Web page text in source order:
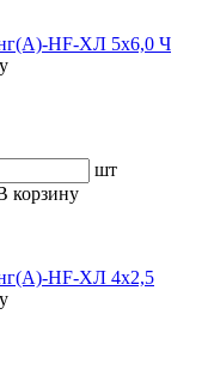
HF-ХЛ 5х6,0 Ч
шт
HF-ХЛ 4х2,5